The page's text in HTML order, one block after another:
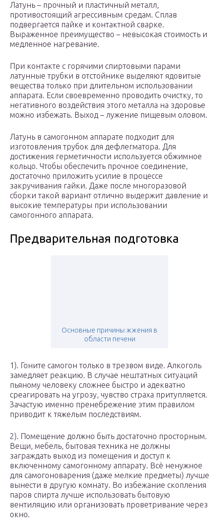
Латунь – прочный и пластичный металл,
противостоящий агрессивным средам. Сплав
подвергается пайке и контактной сварке.
Выраженное преимущество – невысокая стоимость и
медленное нагревание.
При контакте с горячими спиртовыми парами
латунные трубки в отстойнике выделяют ядовитые
вещества только при длительном использовании
аппарата. Если своевременно проводить очистку, то
негативного воздействия этого металла на здоровье
можно избежать. Выход – лужение пищевым оловом.
Латунь в самогонном аппарате подходит для
изготовления трубок для дефлегматора. Для
достижения герметичности используется обжимное
кольцо. Чтобы обеспечить прочное соединение,
достаточно приложить усилие в процессе
закручивания гайки. Даже после многоразовой
сборки такой вариант отлично выдержит давление и
высокие температуры при использовании
самогонного аппарата.
Предварительная подготовка
Основные причины жжения в
области печени
1). Гоните самогон только в трезвом виде. Алкоголь
замедляет реакцию. В случае нештатных ситуаций
пьяному человеку сложнее быстро и адекватно
среагировать на угрозу, чувство страха притупляется.
Зачастую именно пренебрежение этим правилом
приводит к тяжелым последствиям.
2). Помещение должно быть достаточно просторным.
Вещи, мебель, бытовая техника не должны
заграждать выход из помещения и доступ к
включенному самогонному аппарату. Всё ненужное
для самогоноварения (даже мелкие предметы) лучше
вынести в другую комнату. Во избежание скопления
паров спирта лучше использовать бытовую
вентиляцию или организовать проветривание через
окно.